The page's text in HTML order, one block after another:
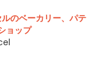
のベーカリー、パテ
ョップ